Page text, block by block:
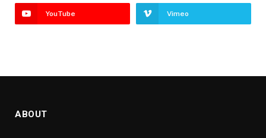
YouTube Vimeo
ABOUT